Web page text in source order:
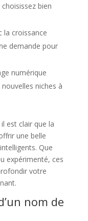
bien
la croissance
demande pour
numérique
niches à
est clair que la
une belle
Que
expérimenté, ces
votre
nom de